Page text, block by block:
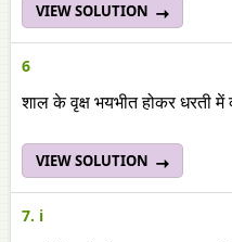
VIEW SOLUTION
6
शाल के वृक्ष भयभीत होकर धरती में
VIEW SOLUTION
7. i